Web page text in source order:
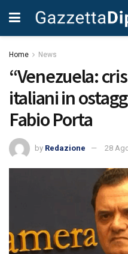
Home News
“Venezuela:
italiani in
Fabio Porta
by Redazione 28